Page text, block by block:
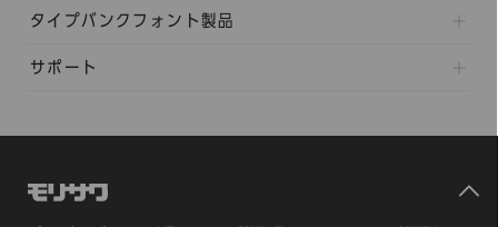
タイプバンクフォント製品
サポート